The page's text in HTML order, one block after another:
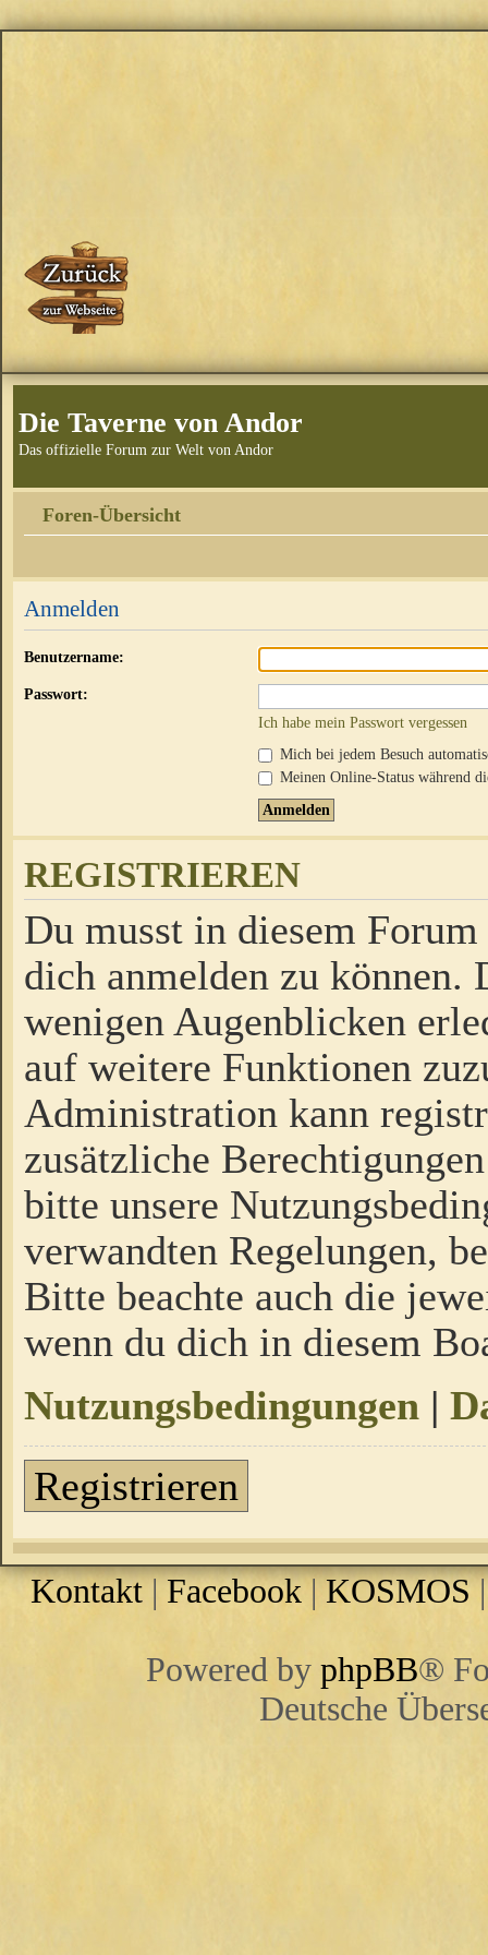
Die Taverne von Andor
Das offizielle Forum zur Welt von Andor
Foren-Übersicht
Anmelden
Benutzername:
Passwort:
Ich habe mein Passwort vergessen
Mich bei jedem Besuch
Meinen Online-Status während
REGISTRIEREN
Du musst in diesem
dich anmelden zu
wenigen Augenblicken
auf weitere Funktionen
Administration kann
zusätzliche
bitte unsere
verwandten Regelungen,
Bitte beachte auch die
wenn du dich in diesem
Nutzungsbedingungen |
Registrieren
Kontakt | Facebook |KOSMOS
Powered by phpBB®
Deutsche